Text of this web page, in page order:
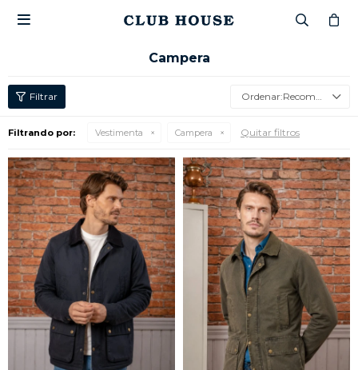

Campera
Recomendados
Filtrando por: Vestimenta Campera Quitar filtros